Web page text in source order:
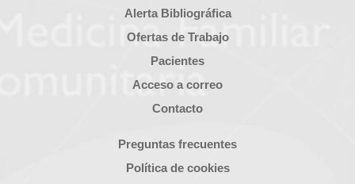
Alerta Bibliográfica
Ofertas de Trabajo
Pacientes
Acceso a correo
Contacto
Preguntas frecuentes
Política de cookies